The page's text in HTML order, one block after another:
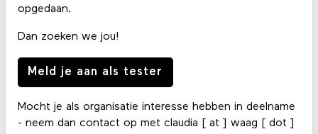
opgedaan.
Dan zoeken we jou!
Meld je aan als tester
Mocht je als organisatie interesse hebben in deelname
- neem dan contact op met claudia [ at ] waag [ dot ]